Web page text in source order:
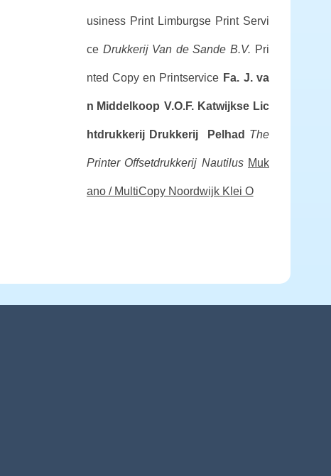
usiness Print Limburgse Print Servi
ce Drukkerij Van de Sande B.V. Pri
nted Copy en Printservice Fa. J. va
n Middelkoop V.O.F. Katwijkse Lic
htdrukkerij Drukkerij Pelhad The
Printer Offsetdrukkerij Nautilus Muk
ano / MultiCopy Noordwijk Klei O